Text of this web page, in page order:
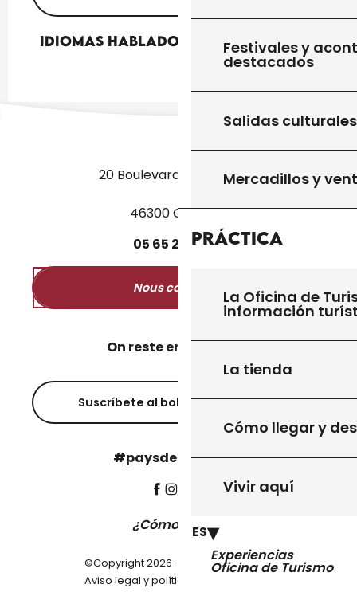
Festivales y
destacados
Salidas culturales
Mercadillos y
Práctica
La Oficina de
información
La tienda
Cómo llegar y
Vivir aquí
ES
Experiencias
Oficina de Turismo
Idiomas hablados
Idiomas hablados
20 Boulevard des Martyrs
46300 Gourdon
05 65 27 5250
Nous contacter
On reste en contact ?
Suscríbete al boletín informativo
#paysdegourdon !
¿Cómo llegar?
©Copyright 2026 - Pays de Gourdon
Aviso legal y política de privacidad